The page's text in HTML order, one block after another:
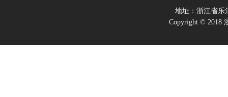
地址：浙江省
Copyright © 2018